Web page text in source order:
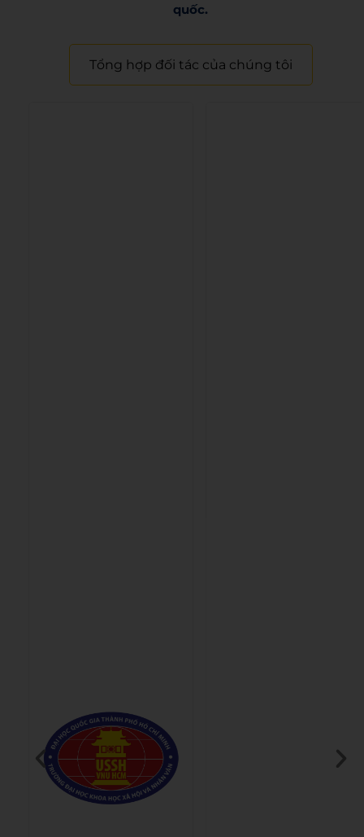
quốc.​
Tổng hợp đối tác của chúng tôi